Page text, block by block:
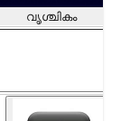
വൃശ്ചികം